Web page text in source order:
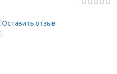
Оставить отзыв